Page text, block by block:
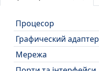
Процесор
Графический адаптер
Мережа